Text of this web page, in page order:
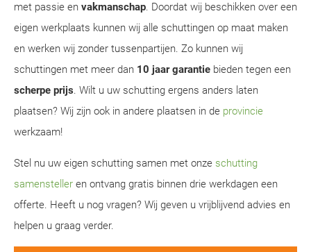
met passie en vakmanschap. Doordat wij beschikken over een
eigen werkplaats kunnen wij alle schuttingen op maat maken
en werken wij zonder tussenpartijen. Zo kunnen wij
schuttingen met meer dan 10 jaar garantie bieden tegen een
scherpe prijs. Wilt u uw schutting ergens anders laten
plaatsen? Wij zijn ook in andere plaatsen in de provincie
werkzaam!
Stel nu uw eigen schutting samen met onze schutting
samensteller en ontvang gratis binnen drie werkdagen een
offerte. Heeft u nog vragen? Wij geven u vrijblijvend advies en
helpen u graag verder.